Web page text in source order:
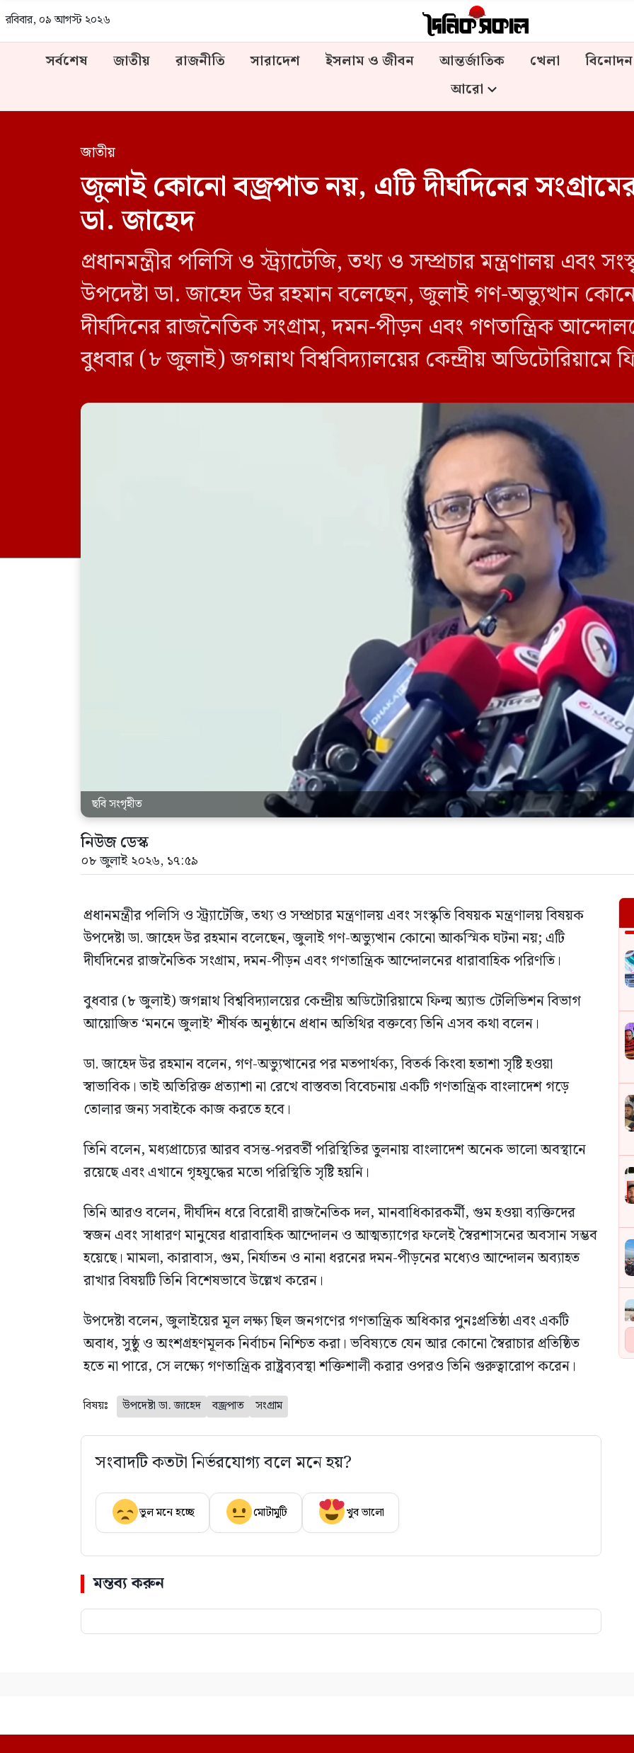
রবিবার, ০৯ আগস্ট ২০২৬
সর্বশেষ জাতীয় রাজনীতি সারাদেশ ইসলাম ও জীবন আন্তর্জাতিক খেলা বিনোদন
আরো
জাতীয়
জুলাই কোনো বজ্রপাত নয়, এটি দীর্ঘদিনের
ডা. জাহেদ
প্রধানমন্ত্রীর পলিসি ও স্ট্র্যাটেজি, তথ্য ও সম্প্রচার মন্ত্রণালয় এবং
উপদেষ্টা ডা. জাহেদ উর রহমান বলেছেন, জুলাই গণ-অভ্যুত্থান
দীর্ঘদিনের রাজনৈতিক সংগ্রাম, দমন-পীড়ন এবং গণতান্ত্রিক
বুধবার (৮ জুলাই) জগন্নাথ বিশ্ববিদ্যালয়ের কেন্দ্রীয় অডিটোরিয়ামে
ছবি সংগৃহীত
নিউজ ডেস্ক
০৮ জুলাই ২০২৬, ১৭:৫৯
প্রধানমন্ত্রীর পলিসি ও স্ট্র্যাটেজি, তথ্য ও সম্প্রচার মন্ত্রণালয় এবং সংস্কৃতি বিষয়ক মন্ত্রণালয় বিষয়ক
উপদেষ্টা ডা. জাহেদ উর রহমান বলেছেন, জুলাই গণ-অভ্যুত্থান কোনো আকস্মিক ঘটনা নয়; এটি
দীর্ঘদিনের রাজনৈতিক সংগ্রাম, দমন-পীড়ন এবং গণতান্ত্রিক আন্দোলনের ধারাবাহিক পরিণতি।
বুধবার (৮ জুলাই) জগন্নাথ বিশ্ববিদ্যালয়ের কেন্দ্রীয় অডিটোরিয়ামে ফিল্ম অ্যান্ড টেলিভিশন বিভাগ
আয়োজিত ‘মননে জুলাই’ শীর্ষক অনুষ্ঠানে প্রধান অতিথির বক্তব্যে তিনি এসব কথা বলেন।
ডা. জাহেদ উর রহমান বলেন, গণ-অভ্যুত্থানের পর মতপার্থক্য, বিতর্ক কিংবা হতাশা সৃষ্টি হওয়া
স্বাভাবিক। তাই অতিরিক্ত প্রত্যাশা না রেখে বাস্তবতা বিবেচনায় একটি গণতান্ত্রিক বাংলাদেশ গড়ে
তোলার জন্য সবাইকে কাজ করতে হবে।
তিনি বলেন, মধ্যপ্রাচ্যের আরব বসন্ত-পরবর্তী পরিস্থিতির তুলনায় বাংলাদেশ অনেক ভালো অবস্থানে
রয়েছে এবং এখানে গৃহযুদ্ধের মতো পরিস্থিতি সৃষ্টি হয়নি।
তিনি আরও বলেন, দীর্ঘদিন ধরে বিরোধী রাজনৈতিক দল, মানবাধিকারকর্মী, গুম হওয়া ব্যক্তিদের
স্বজন এবং সাধারণ মানুষের ধারাবাহিক আন্দোলন ও আত্মত্যাগের ফলেই স্বৈরশাসনের অবসান সম্ভব
হয়েছে। মামলা, কারাবাস, গুম, নির্যাতন ও নানা ধরনের দমন-পীড়নের মধ্যেও আন্দোলন অব্যাহত
রাখার বিষয়টি তিনি বিশেষভাবে উল্লেখ করেন।
উপদেষ্টা বলেন, জুলাইয়ের মূল লক্ষ্য ছিল জনগণের গণতান্ত্রিক অধিকার পুনঃপ্রতিষ্ঠা এবং একটি
অবাধ, সুষ্ঠু ও অংশগ্রহণমূলক নির্বাচন নিশ্চিত করা। ভবিষ্যতে যেন আর কোনো স্বৈরাচার প্রতিষ্ঠিত
হতে না পারে, সে লক্ষ্যে গণতান্ত্রিক রাষ্ট্রব্যবস্থা শক্তিশালী করার ওপরও তিনি গুরুত্বারোপ করেন।
বিষয়ঃ উপদেষ্টা ডা. জাহেদ বজ্রপাত সংগ্রাম
সংবাদটি কতটা নির্ভরযোগ্য বলে মনে হয়?
ভুল মনে হচ্ছে মোটামুটি খুব ভালো
মন্তব্য করুন